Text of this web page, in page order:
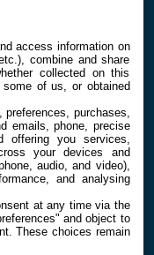
access information on
combine and share
collected on this
of us, or obtained
purchases,
emails, phone, precise
offering you services,
your devices and
audio, and video),
and analysing
at any time via the
and object to
These choices remain